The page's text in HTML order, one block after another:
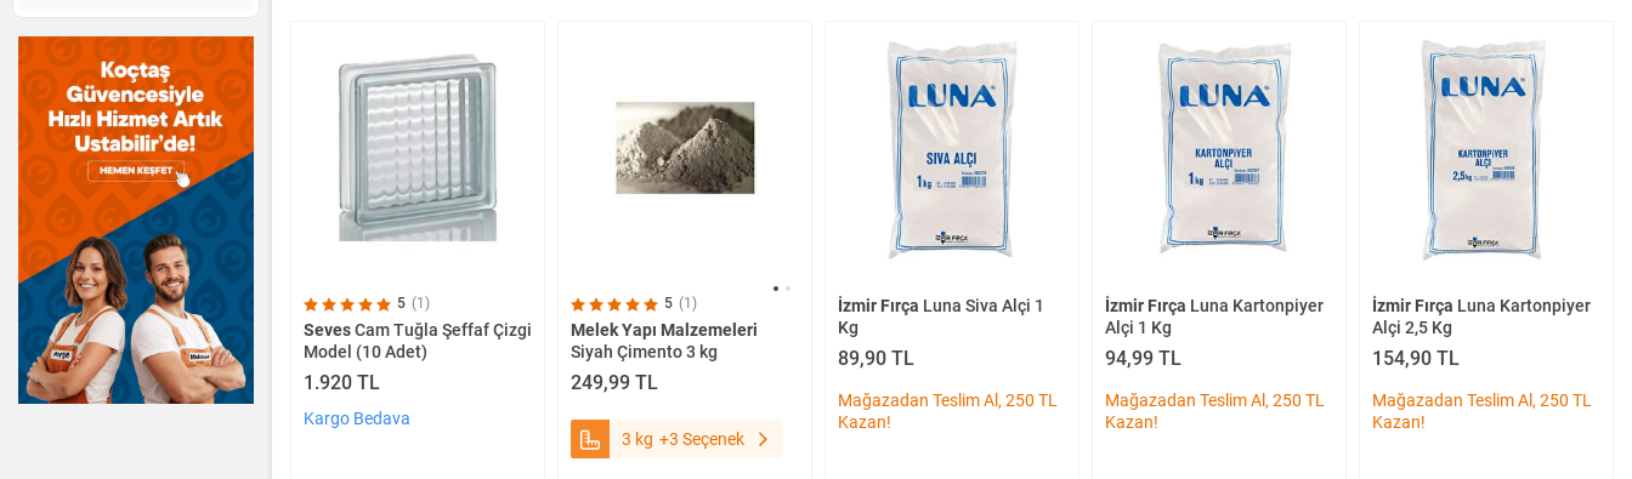
5 (1)
SevesCam Tuğla Şeffaf Çizgi
Model (10 Adet)
1.920 TL
Kargo Bedava
5 (1)
Melek Yapı Malzemeleri
Siyah Çimento 3 kg
249,99 TL
3 kg +3 Seçenek
İzmir Fırça Luna Siva Alçi 1
Kg
89,90 TL
Mağazadan Teslim Al, 250 TL
Kazan!
İzmir Fırça Luna Kartonpiyer
Alçi 1 Kg
94,99 TL
Mağazadan Teslim Al, 250 TL
Kazan!
İzmir Fırça Luna Kartonpiyer
Alçi 2,5 Kg
154,90 TL
Mağazadan Teslim Al, 250 TL
Kazan!